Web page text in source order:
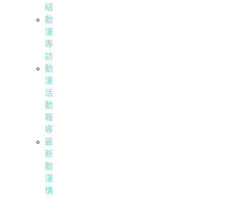
紹
動
漫
專
訪
動
漫
活
動
報
導
最
新
動
漫
情